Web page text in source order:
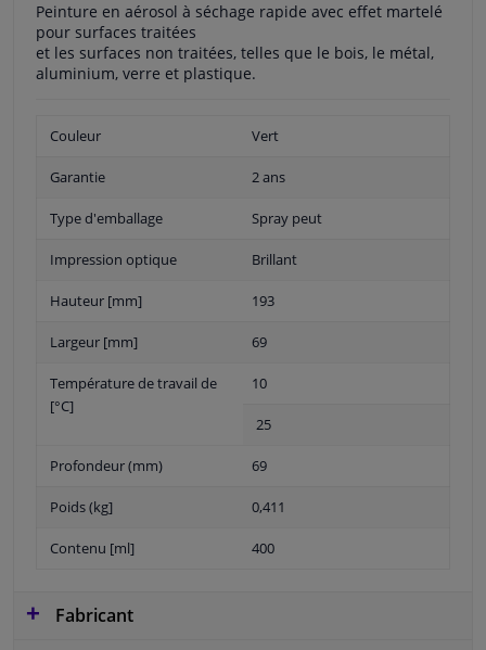
Peinture en aérosol à séchage rapide avec effet martelé
pour surfaces traitées
et les surfaces non traitées, telles que le bois, le métal,
aluminium, verre et plastique.
Couleur Vert
Garantie 2 ans
Type d'emballage Spray peut
Impression optique Brillant
Hauteur [mm] 193
Largeur [mm] 69
Température de travail de
[°C]
10
25
Profondeur (mm) 69
Poids (kg] 0,411
Contenu [ml] 400
Fabricant